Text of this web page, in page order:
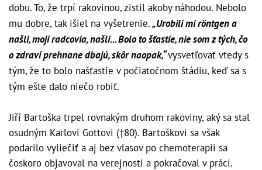
dobu. To, že trpí rakovinou, zistil akoby náhodou. Nebolo
mu dobre, tak išiel na vyšetrenie.„Urobili mi röntgen a
našli, moji radcovia, našli... Bolo to šťastie, nie som z tých, čo
o zdraví prehnane dbajú, skôr naopak,“vysvetľovať vtedy s
tým, že to bolo našťastie v počiatočnom štádiu, keď sa s
tým ešte dalo niečo robiť.
Jiří Bartoška trpel rovnakým druhom rakoviny, aký sa stal
osudným Karlovi Gottovi (†80). Bartoškovi sa však
podarilo vyliečiť a aj bez vlasov po chemoterapii sa
čoskoro objavoval na verejnosti a pokračoval v práci.